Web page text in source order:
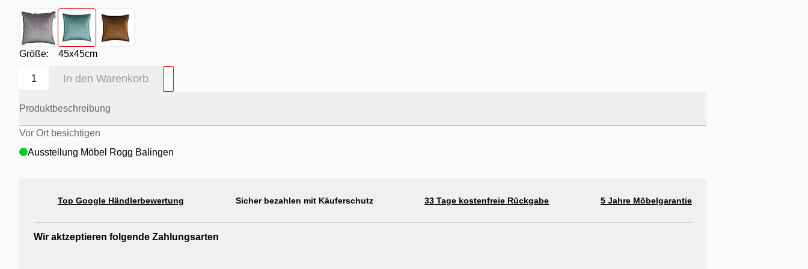
Farbton- grau
Farbton - salbei
Farbton
Größe: 45x45cm
1 In den Warenkorb
Produktbeschreibung
Vor Ort besichtigen
Ausstellung Möbel Rogg Balingen
Top Google Händlerbewertung Sicher bezahlen mit Käuferschutz 33 Tage kostenfreie Rückgabe 5 Jahre Möbelgarantie
Wir aktzeptieren folgende Zahlungsarten